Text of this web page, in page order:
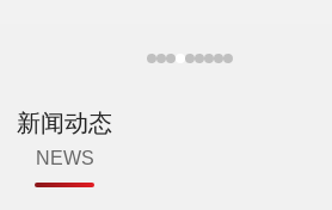
新闻动态
NEWS